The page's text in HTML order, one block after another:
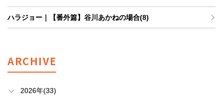
ハラジョー｜【番外篇】谷川あかねの場合(8)
ARCHIVE
2026年(33)